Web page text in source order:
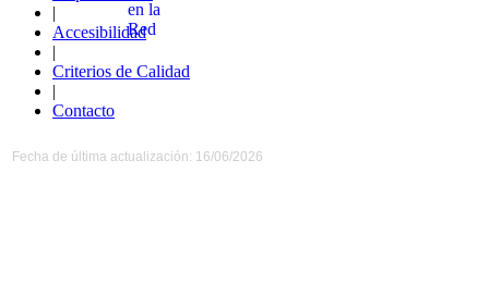
|
Accesibilidad
|
Criterios de Calidad
|
Contacto